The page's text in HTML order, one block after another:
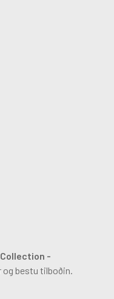
-
bestu tilboðin.